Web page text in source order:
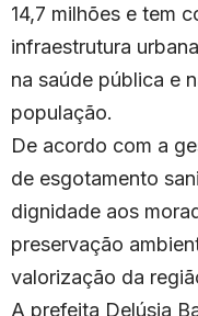
14,7 milhões e tem
infraestrutura
na saúde pública e
população.
De acordo com a
de esgotamento
dignidade aos
preservação
valorização da
A prefeita Delúsia